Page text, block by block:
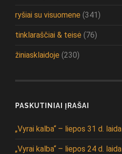
ryšiai su visuomene (341)
tinklaraščiai & teisė (76)
žiniasklaidoje (230)
PASKUTINIAI ĮRAŠAI
„Vyrai kalba“ – liepos 31 d. laida
„Vyrai kalba“ – liepos 24 d. laida